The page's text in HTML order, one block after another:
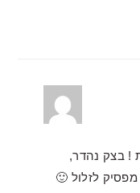
! בצק נהדר,
לזלול 🙂